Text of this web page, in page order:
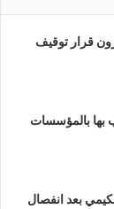
قرار توقيف
بها بالمؤسسات
بعد انفصال